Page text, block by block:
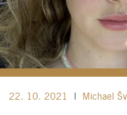
22. 10. 2021 Michael